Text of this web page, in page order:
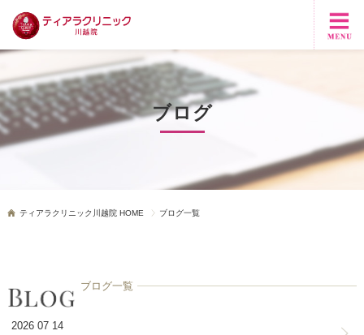
ブログ
ティアラクリニック川越院 HOME ブログ一覧
ブログ一覧
2026 07 14